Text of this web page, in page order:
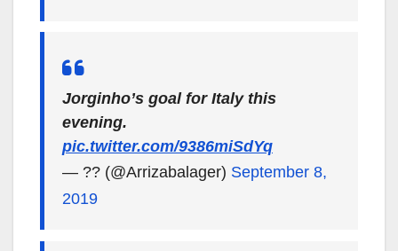
Jorginho’s goal for Italy this
evening.
pic.twitter.com/9386miSdYq
— ?? (@Arrizabalager) September 8,
2019